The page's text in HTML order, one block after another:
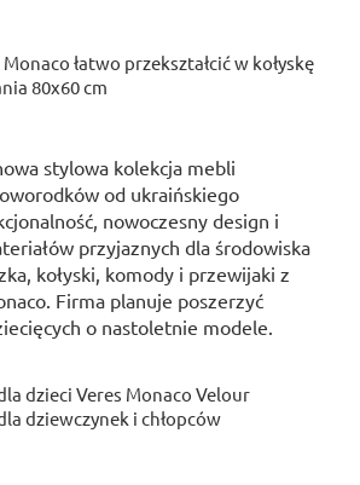
stylowa kolekcja mebli
od ukraińskiego
nowoczesny design i
przyjaznych dla środowiska
kołyski, komody i przewijaki z
Firma planuje poszerzyć
o nastoletnie modele.